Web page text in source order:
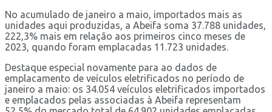
No acumulado de janeiro a maio, importados mais as
unidades aqui produzidas, a Abeifa soma 37.788 unidades,
222,3% mais em relação aos primeiros cinco meses de
2023, quando foram emplacadas 11.723 unidades.
Destaque especial novamente para ao dados de
emplacamento de veículos eletrificados no período de
janeiro a maio: os 34.054 veículos eletrificados importados
e emplacados pelas associadas à Abeifa representam